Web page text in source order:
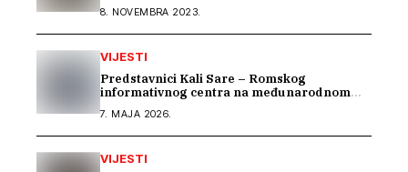
8. NOVEMBRA 2023.
VIJESTI
Predstavnici Kali Sare – Romskog
informativnog centra na međunarodnom
7. MAJA 2026.
VIJESTI